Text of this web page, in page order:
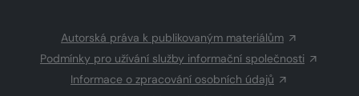
Autorská práva k publikovaným materiálům
Podmínky pro užívání služby informační společnosti
Informace o zpracování osobních údajů